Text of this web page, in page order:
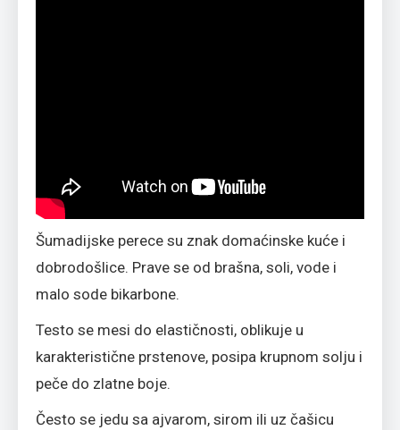
Šumadijske perece su znak domaćinske kuće i
dobrodošlice. Prave se od brašna, soli, vode i
malo sode bikarbone.
Testo se mesi do elastičnosti, oblikuje u
karakteristične prstenove, posipa krupnom solju i
peče do zlatne boje.
Često se jedu sa ajvarom, sirom ili uz čašicu